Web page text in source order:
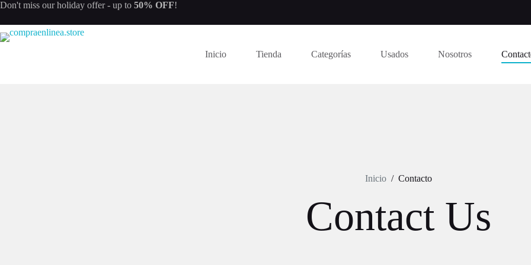
Saltar
contenido
Don't miss ourholiday offer- up to 50% OFF!
Inicio Tienda Categorías Usados Nosotros
Inicio / Contacto
Contact Us